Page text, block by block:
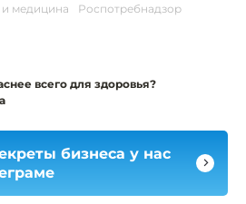
медицина
Роспотребнадзор
всего для здоровья?
бизнеса у нас